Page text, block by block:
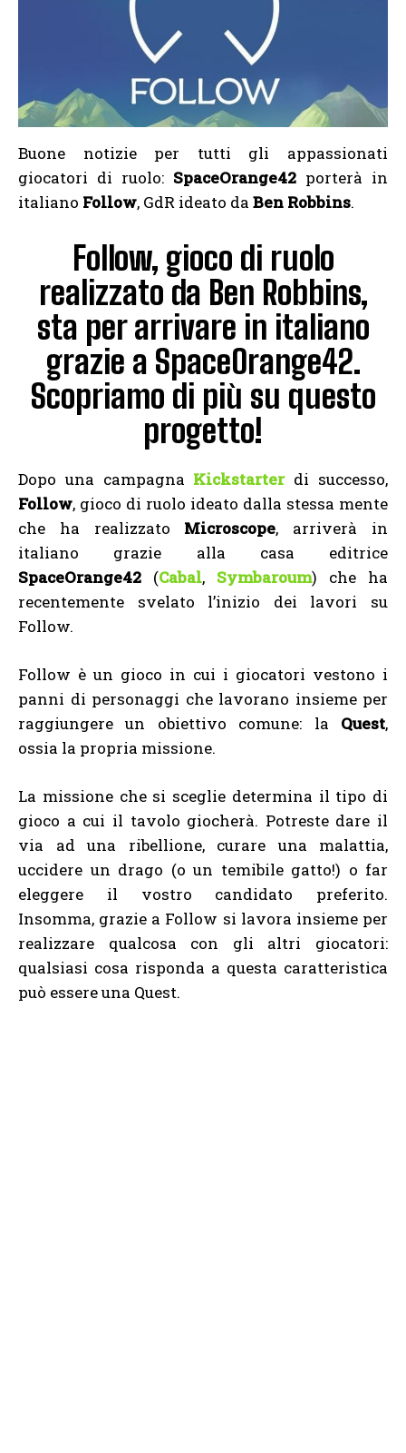
Buone notizie per tutti gli appassionati
giocatori di ruolo: SpaceOrange42 porterà in
italiano Follow, GdR ideato da Ben Robbins.
Follow, gioco di ruolo
realizzato da Ben Robbins,
sta per arrivare in italiano
grazie a SpaceOrange42.
Scopriamo di più su questo
progetto!
Dopo una campagna Kickstarter di successo,
Follow, gioco di ruolo ideato dalla stessa mente
che ha realizzato Microscope, arriverà in
italiano grazie alla casa editrice
SpaceOrange42 (Cabal, Symbaroum) che ha
recentemente svelato l’inizio dei lavori su
Follow.
Follow è un gioco in cui i giocatori vestono i
panni di personaggi che lavorano insieme per
raggiungere un obiettivo comune: la Quest,
ossia la propria missione.
La missione che si sceglie determina il tipo di
gioco a cui il tavolo giocherà. Potreste dare il
via ad una ribellione, curare una malattia,
uccidere un drago (o un temibile gatto!) o far
eleggere il vostro candidato preferito.
Insomma, grazie a Follow si lavora insieme per
realizzare qualcosa con gli altri giocatori:
qualsiasi cosa risponda a questa caratteristica
può essere una Quest.